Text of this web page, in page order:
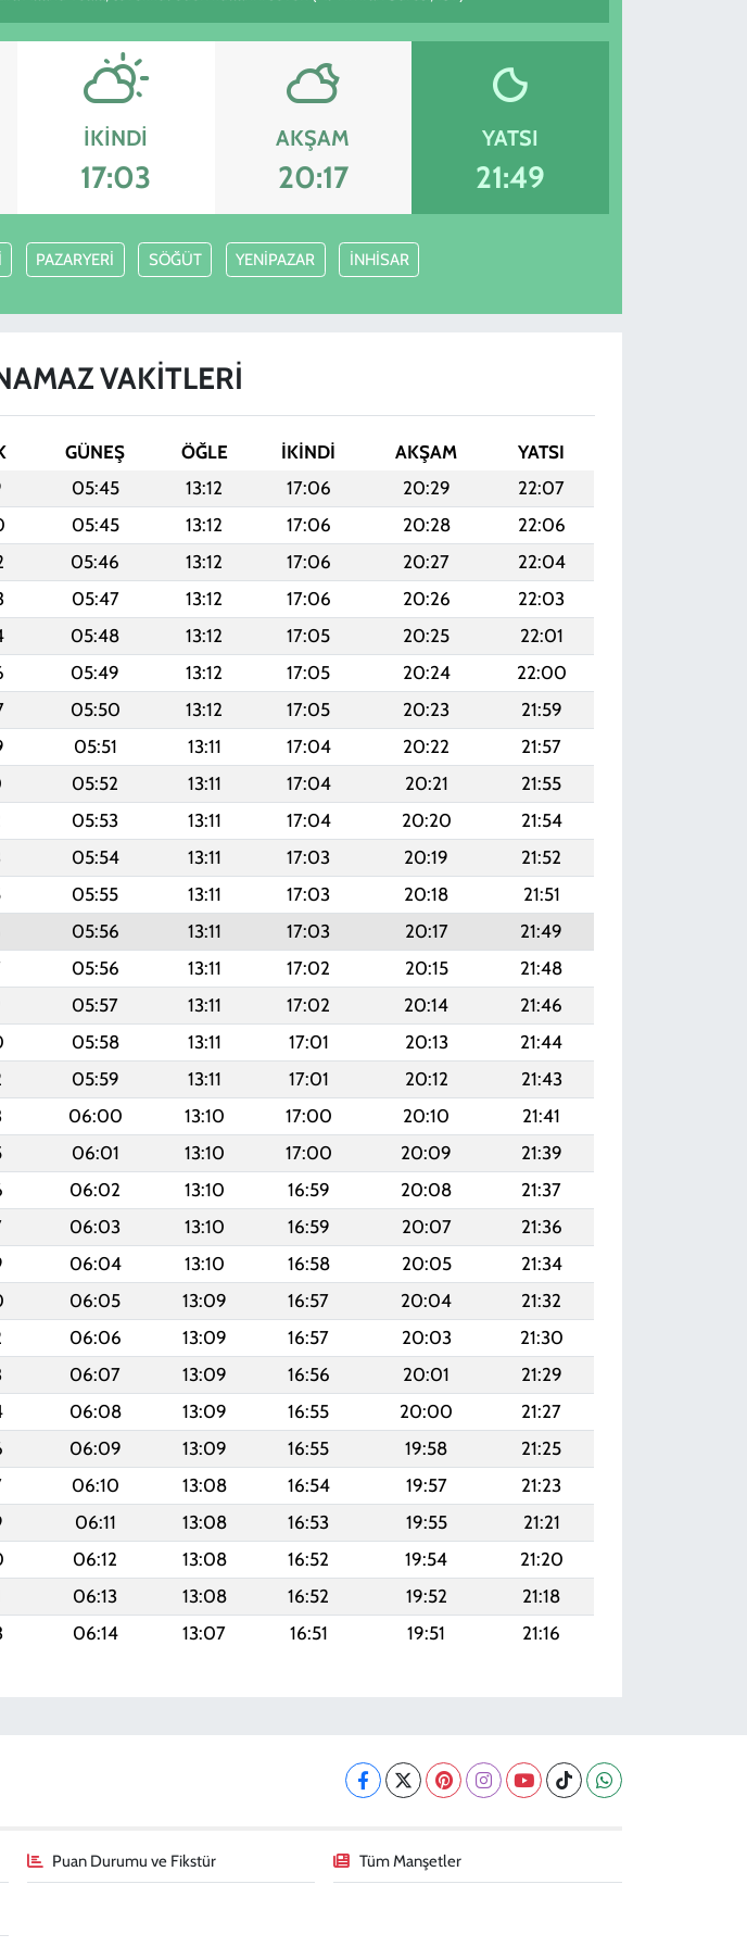
İKINDI
17:03
AKŞAM
20:17
YATSI
21:49
PAZARYERİ SÖĞÜT YENİPAZAR İNHİSAR
VAKITLERI
GÜNEŞ ÖĞLE İKINDI AKŞAM
YATSI
05:45 13:12 17:06 20:29
22:07
05:45 13:12 17:06 20:28
22:06
05:46 13:12 17:06 20:27
22:04
05:47 13:12 17:06 20:26
22:03
05:48 13:12 17:05 20:25
22:01
05:49 13:12 17:05 20:24
22:00
05:50 13:12 17:05 20:23
21:59
05:51 13:11 17:04 20:22
21:57
05:52 13:11 17:04 20:21
21:55
05:53 13:11 17:04 20:20
21:54
05:54 13:11 17:03 20:19
21:52
05:55 13:11 17:03 20:18
21:51
05:56 13:11 17:03 20:17
21:49
05:56 13:11 17:02 20:15
21:48
05:57 13:11 17:02 20:14
21:46
05:58 13:11 17:01 20:13
21:44
05:59 13:11 17:01 20:12
21:43
06:00 13:10 17:00 20:10
21:41
06:01 13:10 17:00 20:09
21:39
06:02 13:10 16:59 20:08
21:37
06:03 13:10 16:59 20:07
21:36
06:04 13:10 16:58 20:05
21:34
06:05 13:09 16:57 20:04
21:32
06:06 13:09 16:57 20:03
21:30
06:07 13:09 16:56 20:01
21:29
06:08 13:09 16:55 20:00
21:27
06:09 13:09 16:55 19:58
21:25
06:10 13:08 16:54 19:57
21:23
06:11 13:08 16:53 19:55
21:21
06:12 13:08 16:52 19:54
21:20
06:13 13:08 16:52 19:52
21:18
06:14 13:07 16:51 19:51 21:16
Puan Durumu ve Fikstür Tüm Manşetler